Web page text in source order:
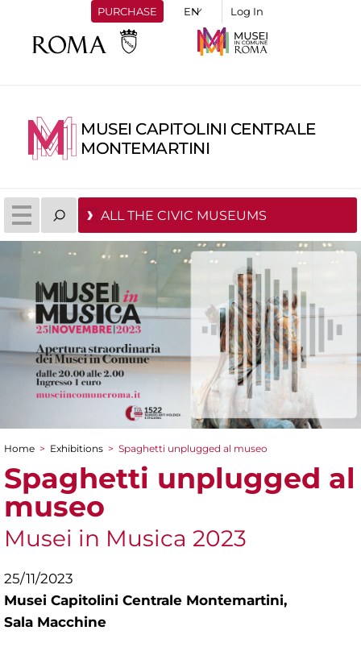
PURCHASE Log In
MUSEI CAPITOLINI CENTRALE
MONTEMARTINI
ALL THE CIVIC MUSEUMS
You are here
Home > Exhibitions > Spaghetti unplugged al museo
Spaghetti unplugged al
museo
Musei in Musica 2023
25/11/2023
Musei Capitolini Centrale Montemartini,
Sala Macchine